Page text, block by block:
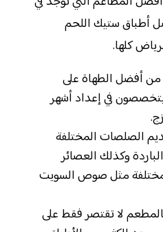
أطباق ستيك اللحم
كلها.
أفضل الطهاة على
في إعداد أشهر
الصلصات المختلفة
وكذلك العصائر
مثل صوص السويت
لا تقتصر فقط على